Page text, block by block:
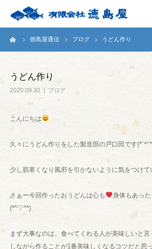
徳島屋通信 ブログ うどん作り
うどん作り
2020.09.30 ブログ
こんにちは
久々にうどん作りをした製造部の戸口田です
少し肌寒くなり風邪を引かないように気をつけて
さぁー今回作ったおうどんは心も
身体もあっ
(*^▽^*)
まず大事なのは、食べてくれる人が美味しいと
しながら作ることが1番美味しくなるコツだと思
HOME